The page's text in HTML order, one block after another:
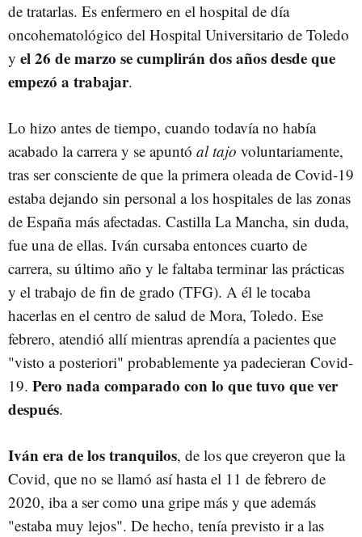
de tratarlas. Es enfermero en el hospital de día
oncohematológico del Hospital Universitario de Toledo
y el 26 de marzo se cumplirán dos años desde que
empezó a trabajar.
Lo hizo antes de tiempo, cuando todavía no había
acabado la carrera y se apuntó al tajo voluntariamente,
tras ser consciente de que la primera oleada de Covid-19
estaba dejando sin personal a los hospitales de las zonas
de España más afectadas. Castilla La Mancha, sin duda,
fue una de ellas. Iván cursaba entonces cuarto de
carrera, su último año y le faltaba terminar las prácticas
y el trabajo de fin de grado (TFG). A él le tocaba
hacerlas en el centro de salud de Mora, Toledo. Ese
febrero, atendió allí mientras aprendía a pacientes que
"visto a posteriori" probablemente ya padecieran Covid-
19. Pero nada comparado con lo que tuvo que ver
después.
Iván era de los tranquilos, de los que creyeron que la
Covid, que no se llamó así hasta el 11 de febrero de
2020, iba a ser como una gripe más y que además
"estaba muy lejos". De hecho, tenía previsto ir a las